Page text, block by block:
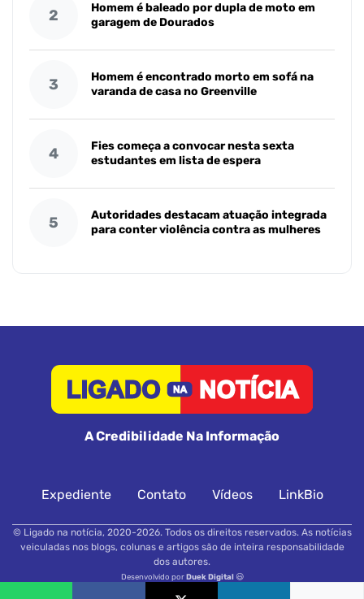
2
Homem é baleado por dupla de moto em
garagem de Dourados
3
Homem é encontrado morto em sofá na
varanda de casa no Greenville
4
Fies começa a convocar nesta sexta
estudantes em lista de espera
5
Autoridades destacam atuação integrada
para conter violência contra as mulheres
A Credibilidade Na Informação
Expediente Contato Vídeos LinkBio
© Ligado na notícia, 2020-2026. Todos os direitos reservados. As notícias
veiculadas nos blogs, colunas e artigos são de inteira responsabilidade
dos autores.
Desenvolvido porDuek Digital😃